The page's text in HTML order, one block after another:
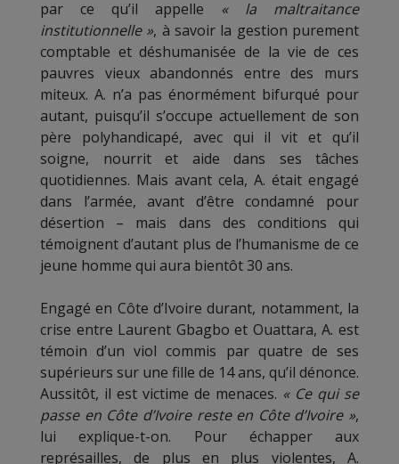
par ce qu’il appelle « la maltraitance
institutionnelle », à savoir la gestion purement
comptable et déshumanisée de la vie de ces
pauvres vieux abandonnés entre des murs
miteux. A. n’a pas énormément bifurqué pour
autant, puisqu’il s’occupe actuellement de son
père polyhandicapé, avec qui il vit et qu’il
soigne, nourrit et aide dans ses tâches
quotidiennes. Mais avant cela, A. était engagé
dans l’armée, avant d’être condamné pour
désertion – mais dans des conditions qui
témoignent d’autant plus de l’humanisme de ce
jeune homme qui aura bientôt 30 ans.
Engagé en Côte d’Ivoire durant, notamment, la
crise entre Laurent Gbagbo et Ouattara, A. est
témoin d’un viol commis par quatre de ses
supérieurs sur une fille de 14 ans, qu’il dénonce.
Aussitôt, il est victime de menaces. « Ce qui se
passe en Côte d’Ivoire reste en Côte d’Ivoire »,
lui explique-t-on. Pour échapper aux
représailles, de plus en plus violentes, A.